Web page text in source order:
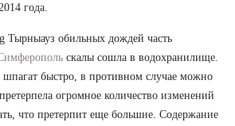
года.
Тырныауз обильных дождей часть
скалы сошла в водохранилище.
шпагат быстро, в противном случае можно
огромное количество изменений
что претерпит еще большие. Содержание